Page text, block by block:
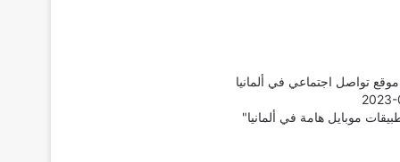
تواصل اجتماعي في ألمانيا
موبايل هامة في ألمانيا"